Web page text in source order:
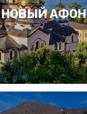
НОВЫЙ АФОН